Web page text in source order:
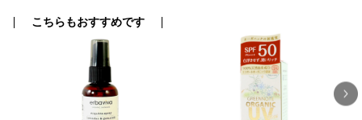
こちらもおすすめです